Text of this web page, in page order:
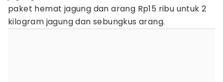
paket hemat jagung dan arang Rp15 ribu untuk 2
kilogram jagung dan sebungkus arang.